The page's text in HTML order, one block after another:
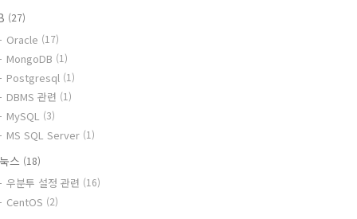
(27)
Oracle (17)
MongoDB (1)
Postgresql (1)
DBMS 관련 (1)
MySQL (3)
MS SQL Server (1)
스 (18)
우분투 설정 관련 (16)
CentOS (2)